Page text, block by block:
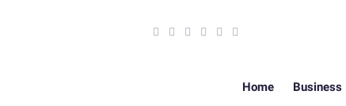
Home Business